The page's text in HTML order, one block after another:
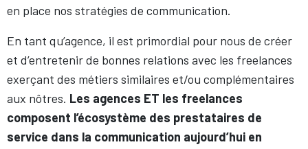
en place nos stratégies de communication.
En tant qu’agence, il est primordial pour nous de créer
et d’entretenir de bonnes relations avec les freelances
exerçant des métiers similaires et/ou complémentaires
aux nôtres. Les agences ET les freelances
composent l’écosystème des prestataires de
service dans la communication aujourd’hui en